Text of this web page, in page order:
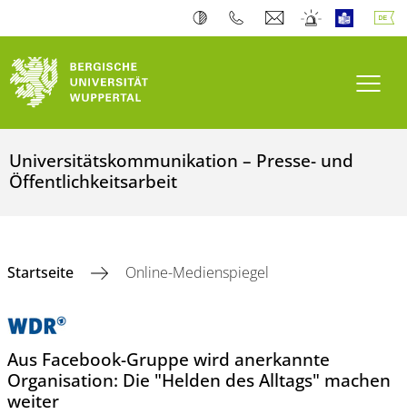
Universitätskommunikation – Presse- und
Öffentlichkeitsarbeit
Startseite Online-Medienspiegel
Aus Facebook-Gruppe wird anerkannte
Organisation: Die "Helden des Alltags" machen
weiter